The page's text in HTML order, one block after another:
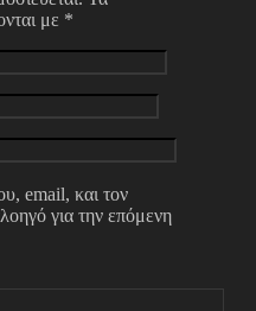
με *
email, και τον
για την επόμενη